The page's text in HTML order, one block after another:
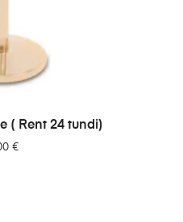
( Rent 24 tundi)
€